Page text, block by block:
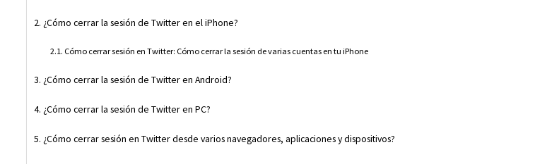
¿Cómo cerrar la sesión de Twitter en el iPhone?
Cómo cerrar sesión en Twitter: Cómo cerrar la sesión de varias cuentas en tu iPhone
¿Cómo cerrar la sesión de Twitter en Android?
¿Cómo cerrar la sesión de Twitter en PC?
¿Cómo cerrar sesión en Twitter desde varios navegadores, aplicaciones y dispositivos?